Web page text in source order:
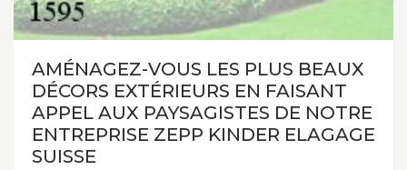
AMÉNAGEZ-VOUS LES PLUS BEAUX
DÉCORS EXTÉRIEURS EN FAISANT
APPEL AUX PAYSAGISTES DE NOTRE
ENTREPRISE ZEPP KINDER ELAGAGE
SUISSE